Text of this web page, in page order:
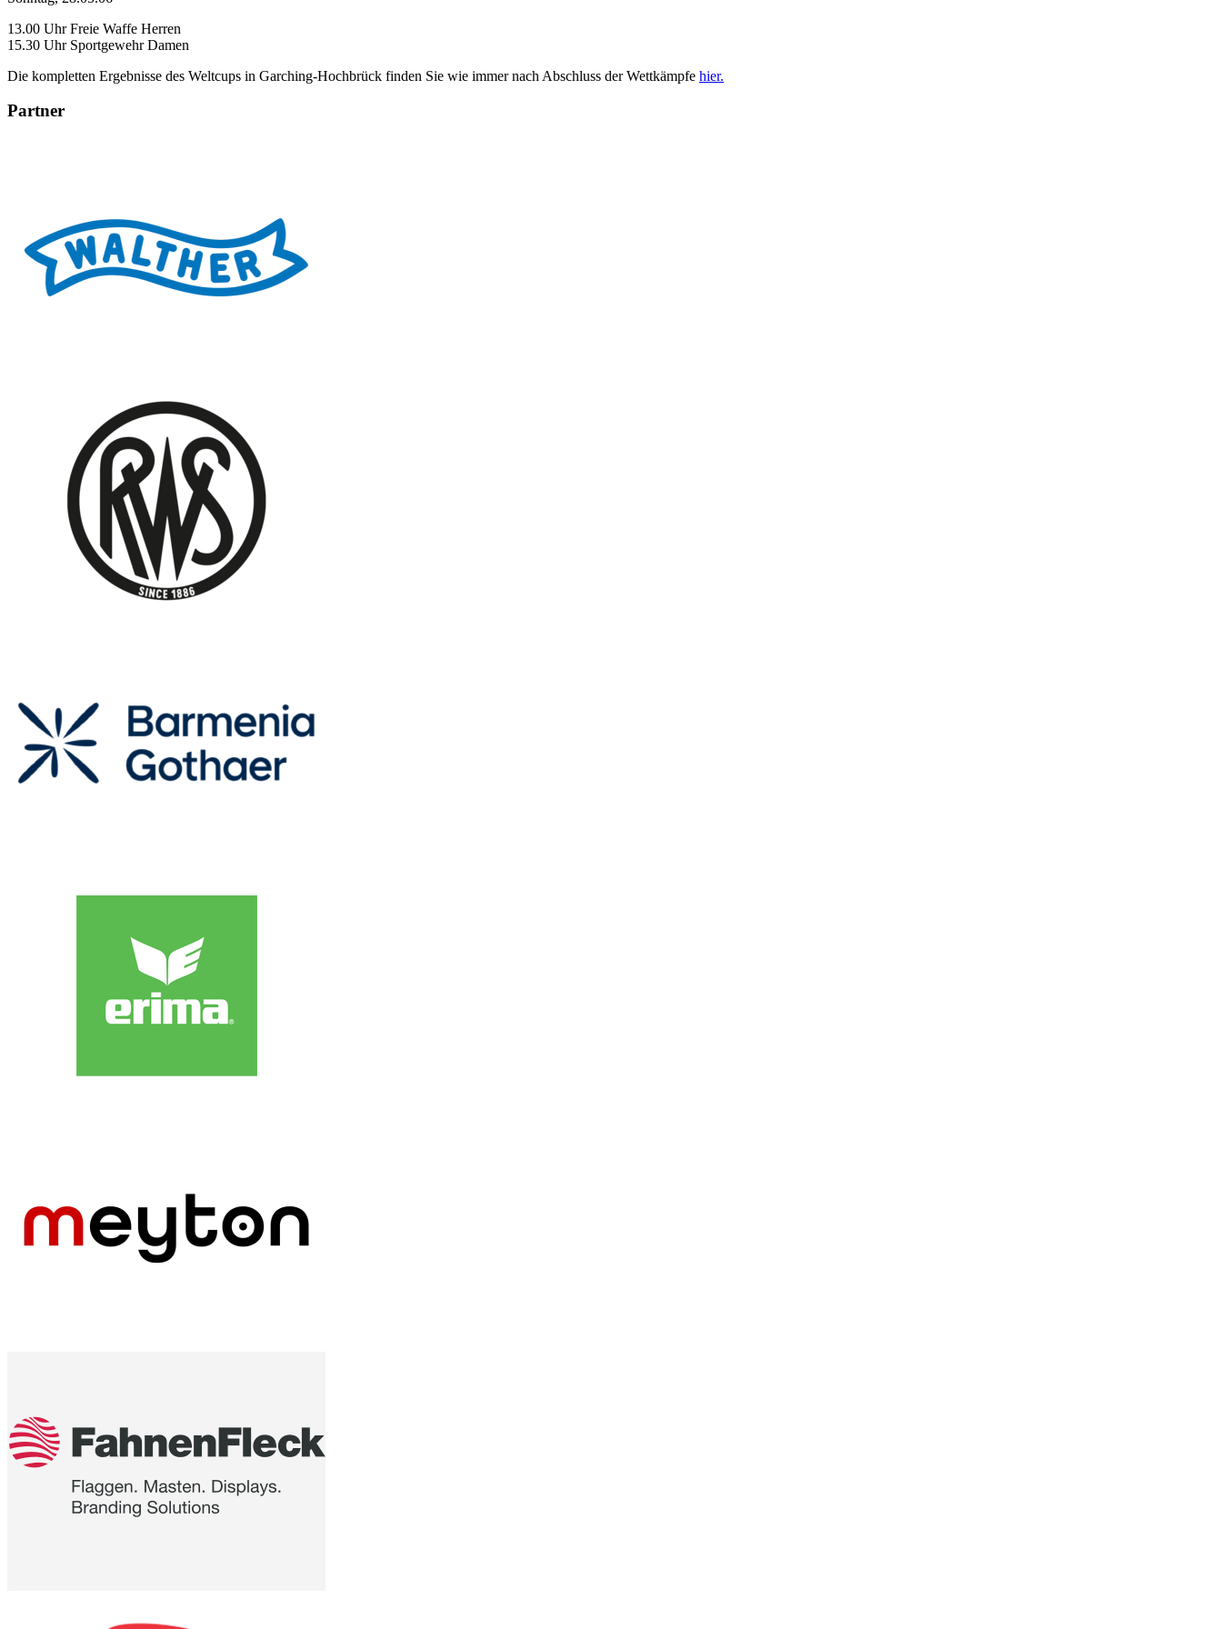
13.00 Uhr Freie Waffe Herren
15.30 Uhr Sportgewehr Damen
Die kompletten Ergebnisse des Weltcups in Garching-Hochbrück finden Sie wie immer nach Abschluss der Wettkämpfe hier.
Partner